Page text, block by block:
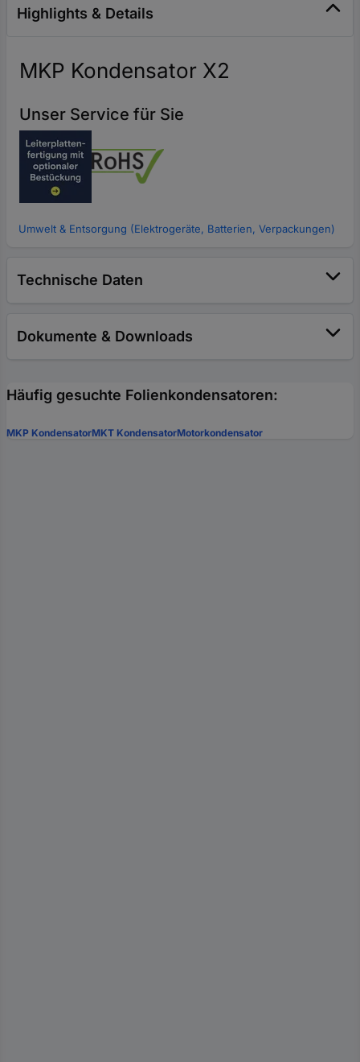
Highlights & Details
MKP Kondensator X2
Unser Service für Sie
Umwelt & Entsorgung (Elektrogeräte, Batterien, Verpackungen)
Technische Daten
Dokumente & Downloads
Häufig gesuchte Folienkondensatoren:
MKP KondensatorMKT KondensatorMotorkondensator